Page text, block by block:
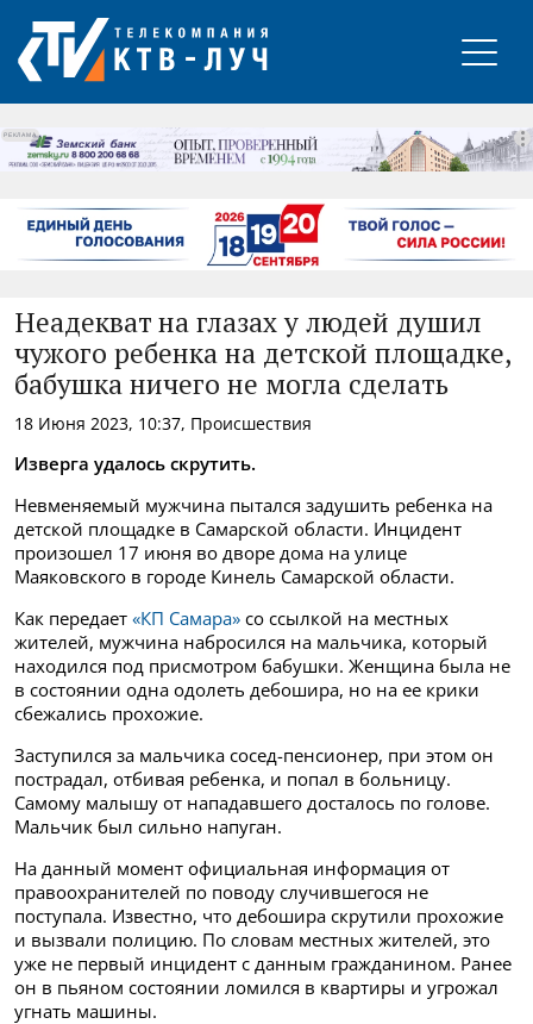
РЕКЛАМА
Неадекват на глазах у людей душил
чужого ребенка на детской площадке,
бабушка ничего не могла сделать
18 Июня 2023, 10:37, Происшествия
Изверга удалось скрутить.
Невменяемый мужчина пытался задушить ребенка на
детской площадке в Самарской области. Инцидент
произошел 17 июня во дворе дома на улице
Маяковского в городе Кинель Самарской области.
Как передает «КП Самара» со ссылкой на местных
жителей, мужчина набросился на мальчика, который
находился под присмотром бабушки. Женщина была не
в состоянии одна одолеть дебошира, но на ее крики
сбежались прохожие.
Заступился за мальчика сосед-пенсионер, при этом он
пострадал, отбивая ребенка, и попал в больницу.
Самому малышу от нападавшего досталось по голове.
Мальчик был сильно напуган.
На данный момент официальная информация от
правоохранителей по поводу случившегося не
поступала. Известно, что дебошира скрутили прохожие
и вызвали полицию. По словам местных жителей, это
уже не первый инцидент с данным гражданином. Ранее
он в пьяном состоянии ломился в квартиры и угрожал
угнать машины.